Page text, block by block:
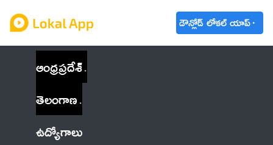
డౌన్లోడ్ లోకల్ యాప్
ఆంధ్రప్రదేశ్
తెలంగాణ
ఉద్యోగాలు